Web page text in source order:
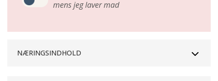
mens jeg laver mad
NÆRINGSINDHOLD